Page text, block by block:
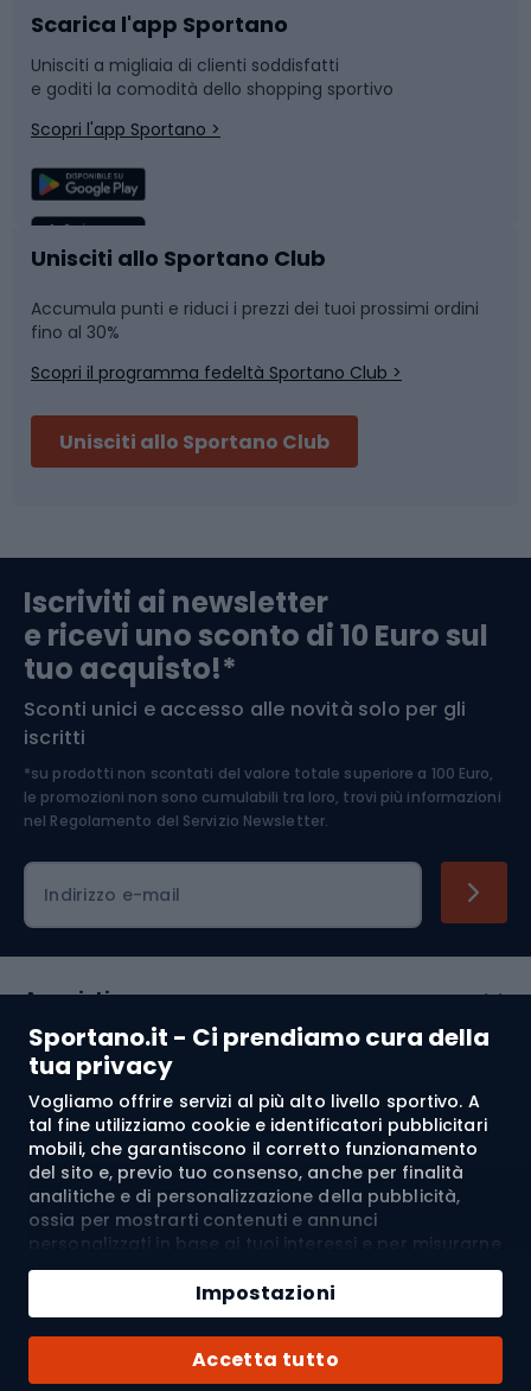
Sportano.it - Ci prendiamo cura della
tua privacy
Vogliamo offrire servizi al più alto livello sportivo. A
tal fine utilizziamo cookie e identificatori pubblicitari
mobili, che garantiscono il corretto funzionamento
del sito e, previo tuo consenso, anche per finalità
analitiche e di personalizzazione della pubblicità,
ossia per mostrarti contenuti e annunci
personalizzati in base ai tuoi interessi e per misurarne
l’efficacia. I cookie e gli identificatori pubblicitari
mobili possono essere utilizzati sia per attività
pubblicitarie personalizzate sia non personalizzate, a
seconda dei consensi da te espressi. Se clicchi su
“Accetta tutto”, acconsenti al trattamento dei tuoi
dati personali da parte di SPORTANO.COM Sp. z o.o. e
Accetta tutto
Impostazioni
Bushcraft
Corsa
Sport di squadra
Caschi da ciclismo
Skitouring
Abbigliamento da escursionismo
Slitte e slittini
Snowboard
Camminata nordica
Nuoto
Pattinaggio
Componenti per biciclette
Arrampicata
Medicina dello sport
Abbigliamento ciclistico
Scarica l'app Sportano
Unisciti a migliaia di clienti soddisfatti
e goditi la comodità dello shopping sportivo
Scopri l'app Sportano >
Unisciti allo Sportano Club
Accumula punti e riduci i prezzi dei tuoi prossimi ordini
fino al 30%
Scopri il programma fedeltà Sportano Club >
Unisciti allo Sportano Club
Iscriviti ai newsletter
e ricevi uno sconto di 10 Euro sul
tuo acquisto!*
Sconti unici e accesso alle novità solo per gli
iscritti
*su prodotti non scontati del valore totale superiore a 100 Euro,
le promozioni non sono cumulabili tra loro, trovi più informazioni
nel Regolamento del Servizio Newsletter.
Indirizzo e-mail
Acquisti
Servizio clienti
Regolamento
Chi siamo
© 2026 Sportano